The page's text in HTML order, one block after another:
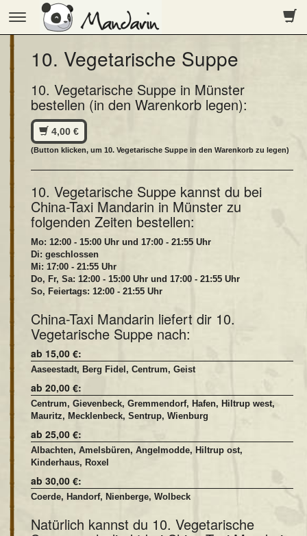
Toggle
navigation
10. Vegetarische Suppe
10. Vegetarische Suppe in Münster
bestellen (in den Warenkorb legen):
4,00 €
(Button klicken, um 10. Vegetarische Suppe in den Warenkorb zu legen)
10. Vegetarische Suppe kannst du bei
China-Taxi Mandarin in Münster zu
folgenden Zeiten bestellen:
Mo: 12:00 - 15:00 Uhr und 17:00 - 21:55 Uhr
Di: geschlossen
Mi: 17:00 - 21:55 Uhr
Do, Fr, Sa: 12:00 - 15:00 Uhr und 17:00 - 21:55 Uhr
So, Feiertags: 12:00 - 21:55 Uhr
China-Taxi Mandarin liefert dir 10.
Vegetarische Suppe nach:
ab 15,00 €:
Aaseestadt, Berg Fidel, Centrum, Geist
ab 20,00 €:
Centrum, Gievenbeck, Gremmendorf, Hafen, Hiltrup west,
Mauritz, Mecklenbeck, Sentrup, Wienburg
ab 25,00 €:
Albachten, Amelsbüren, Angelmodde, Hiltrup ost,
Kinderhaus, Roxel
ab 30,00 €:
Coerde, Handorf, Nienberge, Wolbeck
Natürlich kannst du 10. Vegetarische